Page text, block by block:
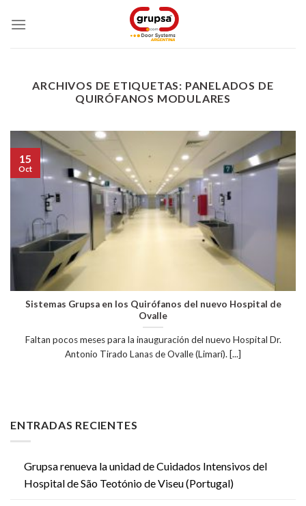
ARCHIVOS DE ETIQUETAS: PANELADOS DE
QUIRÓFANOS MODULARES
ENTRADAS RECIENTES
Grupsa renueva la unidad de Cuidados Intensivos del
Hospital de São Teotónio de Viseu (Portugal)
Sistemas Grupsa en los Quirófanos del nuevo Hospital de
Ovalle
Faltan pocos meses para la inauguración del nuevo Hospital Dr.
Antonio Tirado Lanas de Ovalle (Limarí). [...]
15
Oct